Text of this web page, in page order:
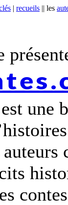
| recueils || les
est une